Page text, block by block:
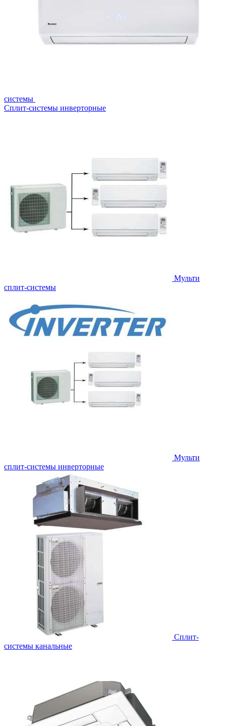
системы
Сплит-системы инверторные
Мульти
сплит-системы
Мульти
сплит-системы инверторные
Сплит-
системы канальные